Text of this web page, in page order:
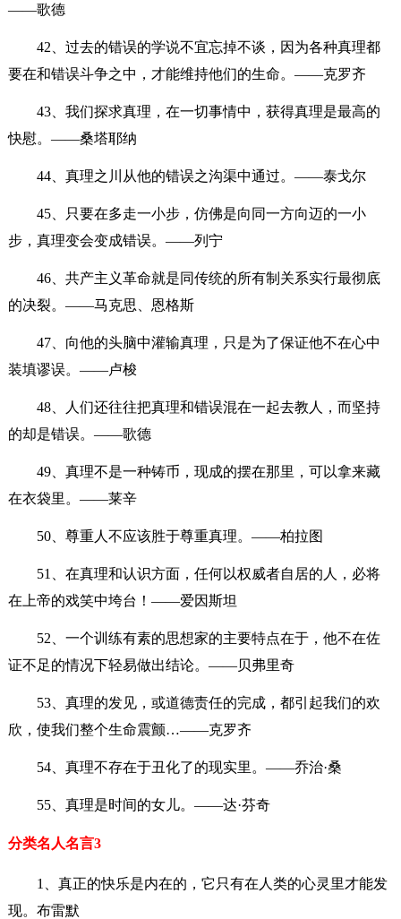
——歌德
42、过去的错误的学说不宜忘掉不谈，因为各种真理都
要在和错误斗争之中，才能维持他们的生命。——克罗齐
43、我们探求真理，在一切事情中，获得真理是最高的
快慰。——桑塔耶纳
44、真理之川从他的错误之沟渠中通过。——泰戈尔
45、只要在多走一小步，仿佛是向同一方向迈的一小
步，真理变会变成错误。——列宁
46、共产主义革命就是同传统的所有制关系实行最彻底
的决裂。——马克思、恩格斯
47、向他的头脑中灌输真理，只是为了保证他不在心中
装填谬误。——卢梭
48、人们还往往把真理和错误混在一起去教人，而坚持
的却是错误。——歌德
49、真理不是一种铸币，现成的摆在那里，可以拿来藏
在衣袋里。——莱辛
50、尊重人不应该胜于尊重真理。——柏拉图
51、在真理和认识方面，任何以权威者自居的人，必将
在上帝的戏笑中垮台！——爱因斯坦
52、一个训练有素的思想家的主要特点在于，他不在佐
证不足的情况下轻易做出结论。——贝弗里奇
53、真理的发见，或道德责任的完成，都引起我们的欢
欣，使我们整个生命震颤…——克罗齐
54、真理不存在于丑化了的现实里。——乔治·桑
55、真理是时间的女儿。——达·芬奇
分类名人名言3
1、真正的快乐是内在的，它只有在人类的心灵里才能发
现。布雷默